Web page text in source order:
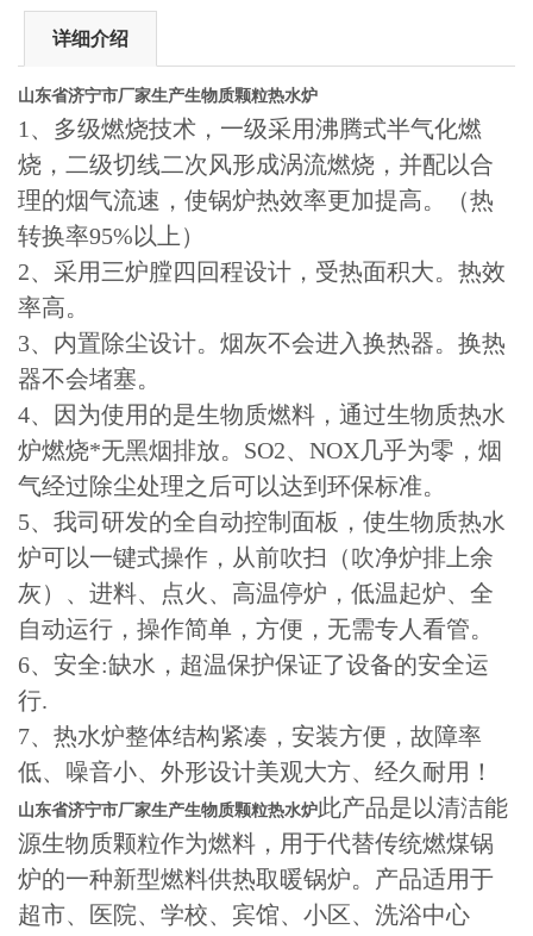
详细介绍
山东省济宁市厂家生产生物质颗粒热水炉
1、多级燃烧技术，一级采用沸腾式半气化燃
烧，二级切线二次风形成涡流燃烧，并配以合
理的烟气流速，使锅炉热效率更加提高。（热
转换率95%以上）
2、采用三炉膛四回程设计，受热面积大。热效
率高。
3、内置除尘设计。烟灰不会进入换热器。换热
器不会堵塞。
4、因为使用的是生物质燃料，通过生物质热水
炉燃烧*无黑烟排放。SO2、NOX几乎为零，烟
气经过除尘处理之后可以达到环保标准。
5、我司研发的全自动控制面板，使生物质热水
炉可以一键式操作，从前吹扫（吹净炉排上余
灰）、进料、点火、高温停炉，低温起炉、全
自动运行，操作简单，方便，无需专人看管。
6、安全:缺水，超温保护保证了设备的安全运
行.
7、热水炉整体结构紧凑，安装方便，故障率
低、噪音小、外形设计美观大方、经久耐用！
山东省济宁市厂家生产生物质颗粒热水炉此产品是以清洁能
源生物质颗粒作为燃料，用于代替传统燃煤锅
炉的一种新型燃料供热取暖锅炉。产品适用于
超市、医院、学校、宾馆、小区、洗浴中心